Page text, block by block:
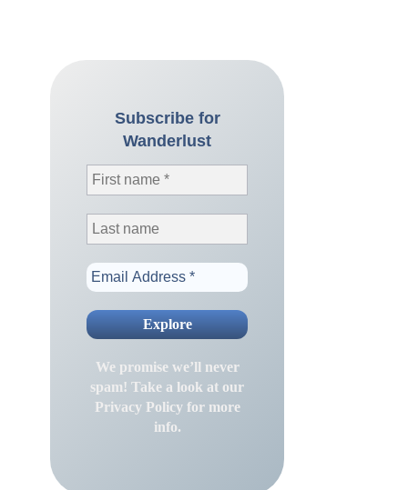
Subscribe for
Wanderlust
We promise we’ll never
spam! Take a look at our
Privacy Policyfor more
info.